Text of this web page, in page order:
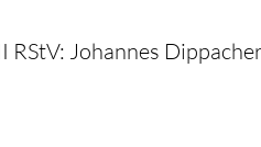
Johannes